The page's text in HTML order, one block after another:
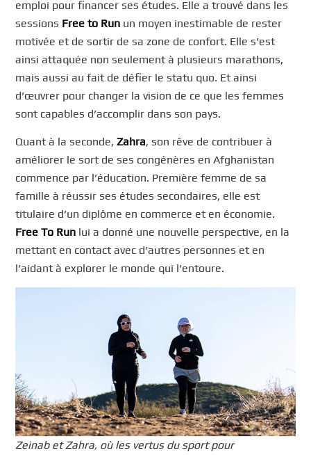
emploi pour financer ses études. Elle a trouvé dans les
sessions Free to Run un moyen inestimable de rester
motivée et de sortir de sa zone de confort. Elle s’est
ainsi attaquée non seulement à plusieurs marathons,
mais aussi au fait de défier le statu quo. Et ainsi
d’œuvrer pour changer la vision de ce que les femmes
sont capables d’accomplir dans son pays.
Quant à la seconde,Zahra, son rêve de contribuer à
améliorer le sort de ses congénères en Afghanistan
commence par l’éducation. Première femme de sa
famille à réussir ses études secondaires, elle est
titulaire d’un diplôme en commerce et en économie.
Free To Run lui a donné une nouvelle perspective, en la
mettant en contact avec d’autres personnes et en
l’aidant à explorer le monde qui l’entoure.
Zeinab et Zahra, où les vertus du sport pour